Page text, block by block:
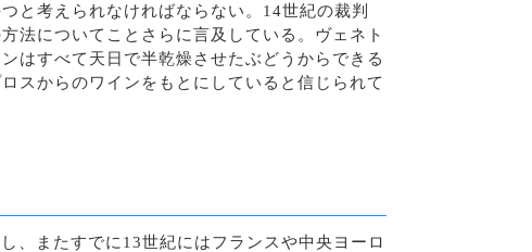
と考えられなければならない。14世紀の裁判
法についてことさらに言及している。ヴェネト
はすべて天日で半乾燥させたぶどうからできる
スからのワインをもとにしていると信じられて
、またすでに13世紀にはフランスや中央ヨーロ